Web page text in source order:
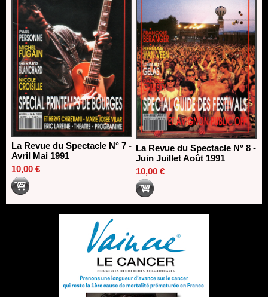
La Revue du Spectacle N° 7 -
Avril Mai 1991
10,00 €
La Revue du Spectacle N° 8 -
Juin Juillet Août 1991
10,00 €